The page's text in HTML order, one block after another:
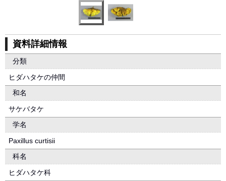
資料詳細情報
分類
ヒダハタケの仲間
和名
サケバタケ
学名
Paxillus curtisii
科名
ヒダハタケ科